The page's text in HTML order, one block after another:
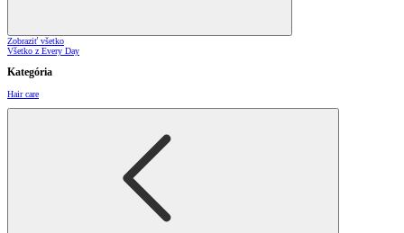
Zobraziť všetko
Všetko z Every Day
Kategória
Hair care